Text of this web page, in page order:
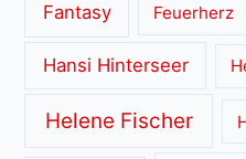
Fantasy Feuerherz
Hansi Hinterseer
Helene Fischer